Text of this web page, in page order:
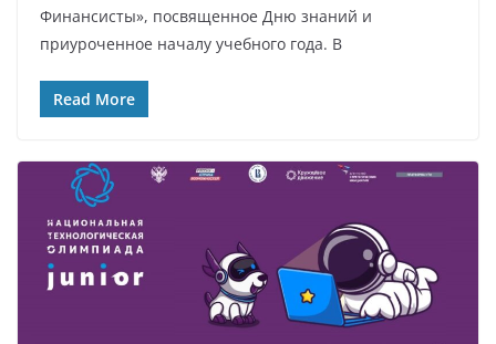
Финансисты», посвященное Дню знаний и
приуроченное началу учебного года. В
Read More